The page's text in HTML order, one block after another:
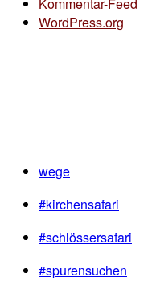
Kommentar-Feed
WordPress.org
wege
#kirchensafari
#schlössersafari
#spurensuchen